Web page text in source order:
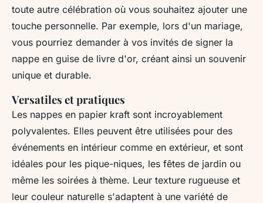
toute autre célébration où vous souhaitez ajouter une
touche personnelle. Par exemple, lors d'un mariage,
vous pourriez demander à vos invités de signer la
nappe en guise de livre d'or, créant ainsi un souvenir
unique et durable.
Versatiles et pratiques
Les nappes en papier kraft sont incroyablement
polyvalentes. Elles peuvent être utilisées pour des
événements en intérieur comme en extérieur, et sont
idéales pour les pique-niques, les fêtes de jardin ou
même les soirées à thème. Leur texture rugueuse et
leur couleur naturelle s'adaptent à une variété de